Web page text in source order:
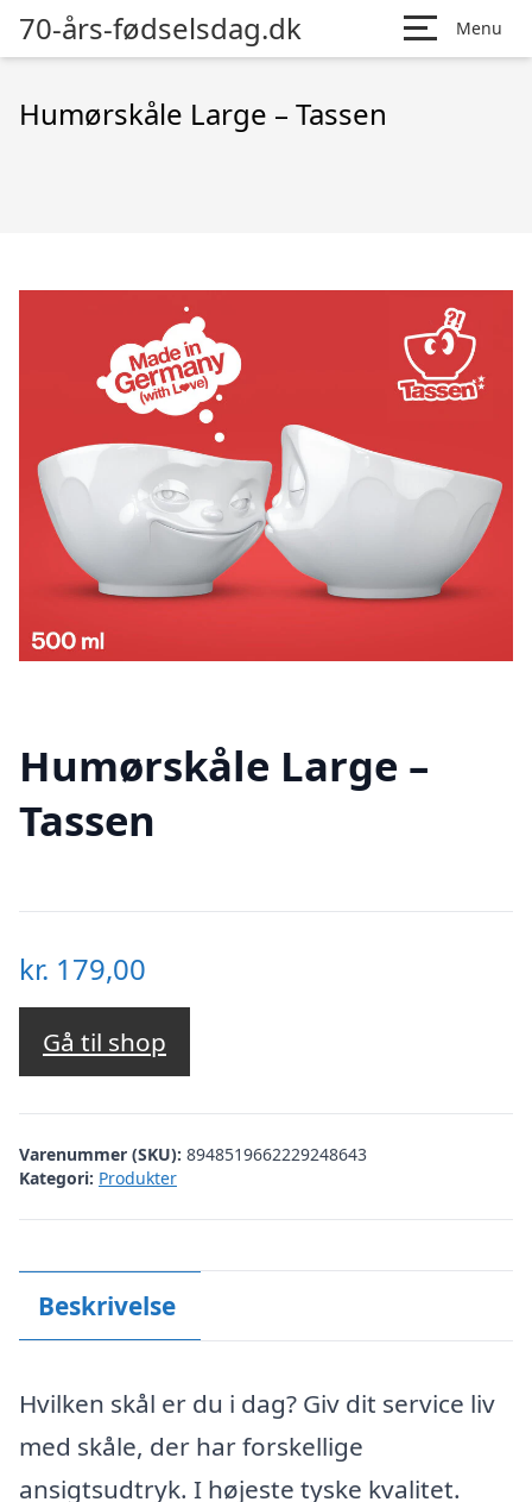
70-års-fødselsdag.dk Menu
Humørskåle Large – Tassen
Humørskåle Large –
Tassen
kr. 179,00
Gå til shop
Varenummer (SKU): 8948519662229248643
Kategori: Produkter
Beskrivelse
Hvilken skål er du i dag? Giv dit service liv
med skåle, der har forskellige
ansigtsudtryk. I højeste tyske kvalitet.